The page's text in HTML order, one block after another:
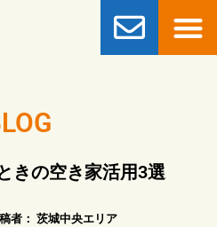
きの空き家活用3選
者： 茨城中央エリア